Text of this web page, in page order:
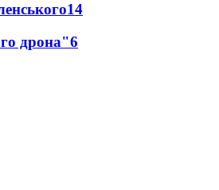
14
дрона"6